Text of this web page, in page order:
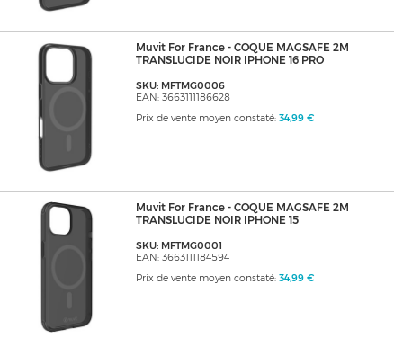
Muvit For France - COQUE MAGSAFE 2M
TRANSLUCIDE NOIR IPHONE 16 PRO
SKU: MFTMG0006
EAN: 3663111186628
Prix de vente moyen constaté: 34,99 €
Muvit For France - COQUE MAGSAFE 2M
TRANSLUCIDE NOIR IPHONE 15
SKU: MFTMG0001
EAN: 3663111184594
Prix de vente moyen constaté: 34,99 €